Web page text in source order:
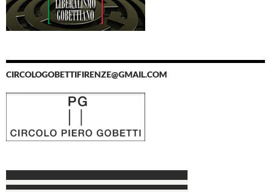
CIRCOLOGOBETTIFIRENZE@GMAIL.COM